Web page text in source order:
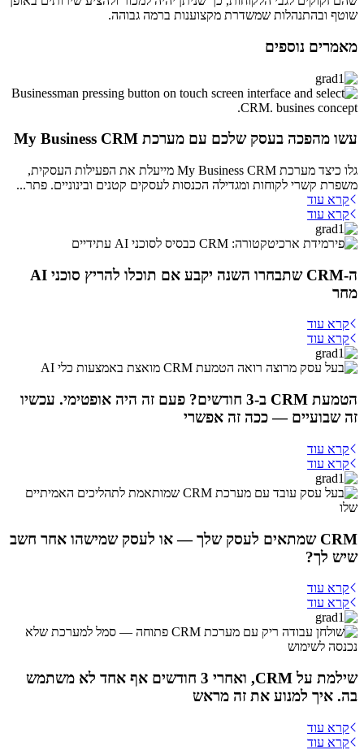
שוטף ובהתנהלות שמשדרת מקצוענות ברמה גבוהה.
מאמרים נוספים
עשו מהפכה בעסק שלכם עם מערכת My Business CRM
גלו כיצד מערכת My Business CRM מייעלת את הפעילות העסקית,
משפרת קשרי לקוחות ומגדילה הכנסות לעסקים קטנים ובינוניים. פתר...
קרא עוד
קרא עוד
ה-CRM שתבחרו השנה יקבע אם תוכלו להריץ סוכני AI
מחר
קרא עוד
קרא עוד
הטמעת CRM ב-3 חודשים? פעם זה היה אופטימי. עכשיו
זה שבועיים — ככה זה אפשרי
קרא עוד
קרא עוד
CRM שמתאים לעסק שלך — או לעסק שמישהו אחר חשב
שיש לך?
קרא עוד
קרא עוד
שילמת על CRM, ואחרי 3 חודשים אף אחד לא משתמש
בה. איך למנוע את זה מראש
קרא עוד
קרא עוד